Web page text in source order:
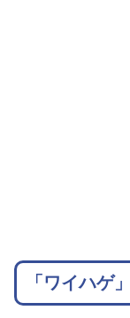
「ワイハゲ